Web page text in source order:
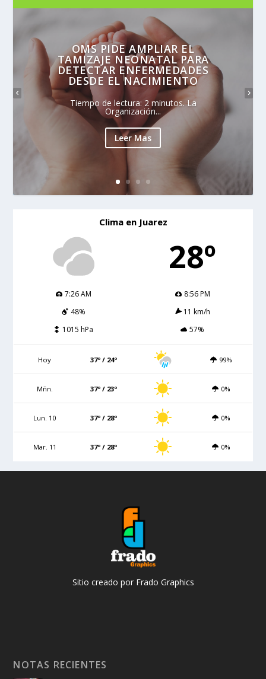
OMS PIDE AMPLIAR EL
TAMIZAJE NEONATAL PARA
DETECTAR ENFERMEDADES
DESDE EL NACIMIENTO
Tiempo de lectura: 2 minutos. La
Organización...
Leer Mas
Clima en Juarez
28º
7:26 AM
8:56 PM
48%
11 km/h
1015 hPa
57%
Hoy 37º / 24º 99%
Mñn. 37º / 23º 0%
Lun. 10 37º / 28º 0%
Mar. 11 37º / 28º 0%
Sitio creado por Frado Graphics
NOTAS RECIENTES